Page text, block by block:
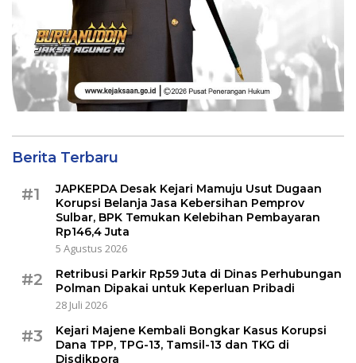
Berita Terbaru
#1
JAPKEPDA Desak Kejari Mamuju Usut Dugaan
Korupsi Belanja Jasa Kebersihan Pemprov
Sulbar, BPK Temukan Kelebihan Pembayaran
Rp146,4 Juta
5 Agustus 2026
#2
Retribusi Parkir Rp59 Juta di Dinas Perhubungan
Polman Dipakai untuk Keperluan Pribadi
28 Juli 2026
#3
Kejari Majene Kembali Bongkar Kasus Korupsi
Dana TPP, TPG-13, Tamsil-13 dan TKG di
Disdikpora